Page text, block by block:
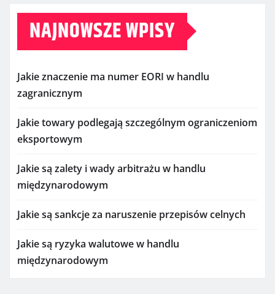
NAJNOWSZE WPISY
Jakie znaczenie ma numer EORI w handlu
zagranicznym
Jakie towary podlegają szczególnym ograniczeniom
eksportowym
Jakie są zalety i wady arbitrażu w handlu
międzynarodowym
Jakie są sankcje za naruszenie przepisów celnych
Jakie są ryzyka walutowe w handlu
międzynarodowym